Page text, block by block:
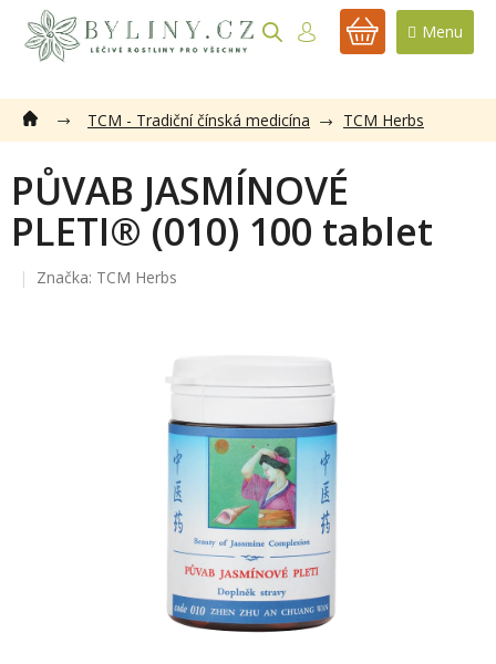
obsah
NÁKUPNÍ
TCM - Tradiční čínská medicína TCM Herbs
PŮVAB JASMÍNOVÉ
PLETI® (010) 100 tablet
Značka: TCM Herbs